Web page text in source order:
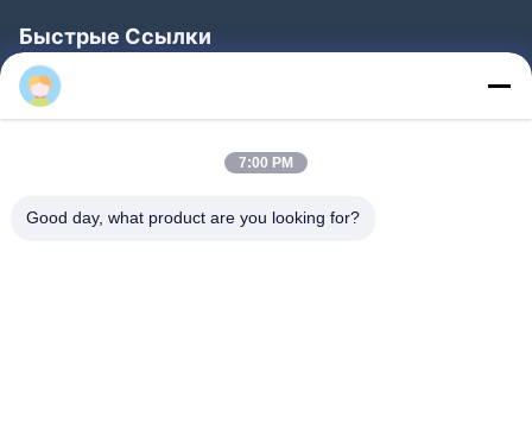
Быстрые Ссылки
Главная Страница
Продукция
О Компании
7:00 PM
Good day, what product are you looking for?